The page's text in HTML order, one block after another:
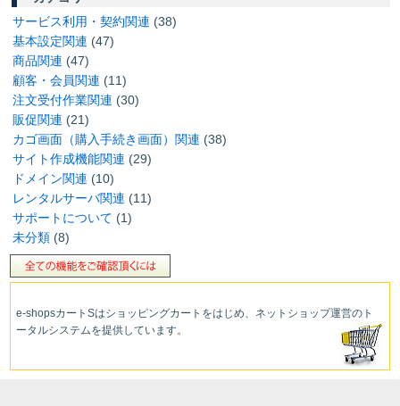
サービス利用・契約関連 (38)
基本設定関連 (47)
商品関連 (47)
顧客・会員関連 (11)
注文受付作業関連 (30)
販促関連 (21)
カゴ画面（購入手続き画面）関連 (38)
サイト作成機能関連 (29)
ドメイン関連 (10)
レンタルサーバ関連 (11)
サポートについて (1)
未分類(8)
e-shopsカートSはショッピングカートをはじめ、ネットショップ運営のト
ータルシステムを提供しています。